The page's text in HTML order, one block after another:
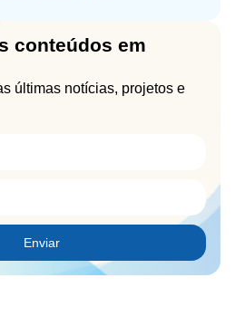
conteúdos em
últimas notícias, projetos e
Enviar